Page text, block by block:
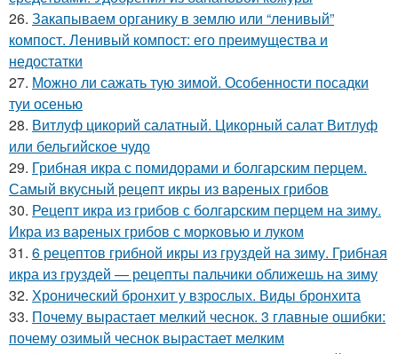
26. Закапываем органику в землю или “ленивый”
компост. Ленивый компост: его преимущества и
недостатки
27. Можно ли сажать тую зимой. Особенности посадки
туи осенью
28. Витлуф цикорий салатный. Цикорный салат Витлуф
или бельгийское чудо
29. Грибная икра с помидорами и болгарским перцем.
Самый вкусный рецепт икры из вареных грибов
30. Рецепт икра из грибов с болгарским перцем на зиму.
Икра из вареных грибов с морковью и луком
31. 6 рецептов грибной икры из груздей на зиму. Грибная
икра из груздей — рецепты пальчики оближешь на зиму
32. Хронический бронхит у взрослых. Виды бронхита
33. Почему вырастает мелкий чеснок. 3 главные ошибки:
почему озимый чеснок вырастает мелким